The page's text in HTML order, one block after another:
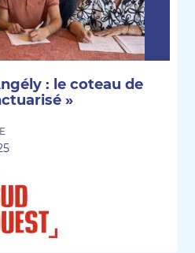
: le coteau de
»